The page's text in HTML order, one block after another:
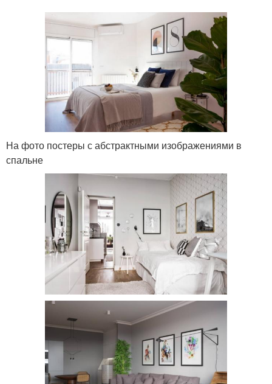
На фото постеры с абстрактными изображениями в
спальне